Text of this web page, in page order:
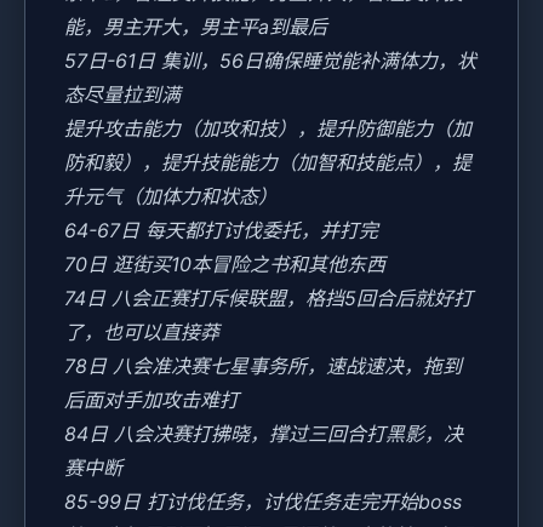
能，男主开大，男主平a到最后
57日-61日 集训，56日确保睡觉能补满体力，状
态尽量拉到满
提升攻击能力（加攻和技），提升防御能力（加
防和毅），提升技能能力（加智和技能点），提
升元气（加体力和状态）
64-67日 每天都打讨伐委托，并打完
70日 逛街买10本冒险之书和其他东西
74日 八会正赛打斥候联盟，格挡5回合后就好打
了，也可以直接莽
78日 八会准决赛七星事务所，速战速决，拖到
后面对手加攻击难打
84日 八会决赛打拂晓，撑过三回合打黑影，决
赛中断
85-99日 打讨伐任务，讨伐任务走完开始boss